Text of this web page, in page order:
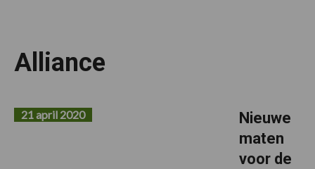
Alliance
Nieuwe
maten
voor de
21 april 2020